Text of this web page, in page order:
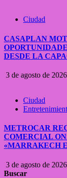
Ciudad
CASAPLAN
DESDE LA
3 de agosto de 2026
Ciudad
METROCAR
COMERCIAL
«MARRAKECH
3 de agosto de 2026
Buscar